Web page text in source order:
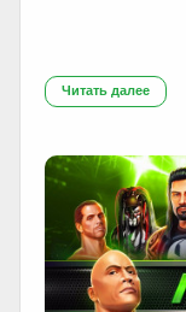
Читать далее